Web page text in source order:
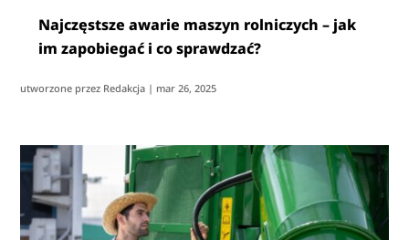
Najczęstsze awarie maszyn rolniczych – jak
im zapobiegać i co sprawdzać?
utworzone przez Redakcja | mar 26, 2025